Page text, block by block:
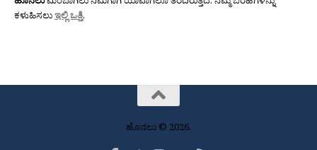
ಕಳುಹಿಸಲುಇಲ್ಲಿ ಒತ್ತಿ.
ಹೊನಲು © 2026.